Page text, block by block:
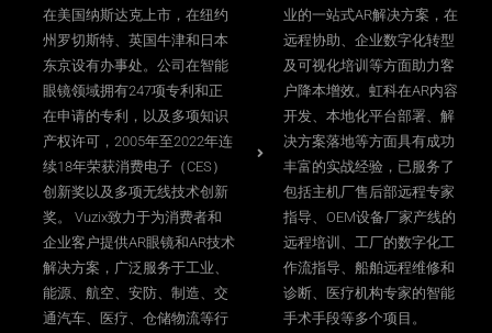
在美国纳斯达克上市，在纽约
州罗切斯特、英国牛津和日本
东京设有办事处。公司在智能
眼镜领域拥有247项专利和正
在申请的专利，以及多项知识
产权许可，2005年至2022年连
续18年荣获消费电子（CES）
创新奖以及多项无线技术创新
奖。 Vuzix致力于为消费者和
企业客户提供AR眼镜和AR技术
解决方案，广泛服务于工业、
能源、航空、安防、制造、交
通汽车、医疗、仓储物流等行
业的一站式AR解决方案，在
远程协助、企业数字化转型
及可视化培训等方面助力客
户降本增效。虹科在AR内容
开发、本地化平台部署、解
决方案落地等方面具有成功
丰富的实战经验，已服务了
包括主机厂售后部远程专家
指导、OEM设备厂家产线的
远程培训、工厂的数字化工
作流指导、船舶远程维修和
诊断、医疗机构专家的智能
手术手段等多个项目。